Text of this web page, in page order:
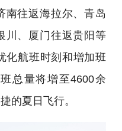
南往返海拉尔、青岛
川、厦门往返贵阳等
化航班时刻和增加班
总量将增至4600余
的夏日飞行。